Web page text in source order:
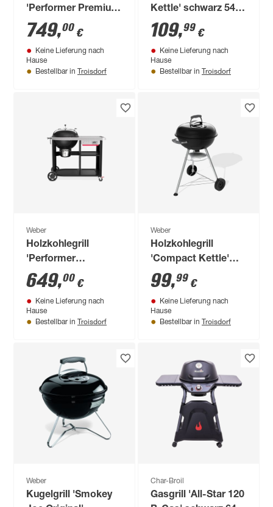
'Performer Premium
Smart' schwarz 121
x 71 x 114 cm
749,00 €
Keine Lieferung nach
Hause
Bestellbar in Troisdorf
Kettle' schwarz 54 x
58 x 91 cm
109,99 €
Keine Lieferung nach
Hause
Bestellbar in Troisdorf
Weber
Holzkohlegrill
'Performer
Premium' schwarz
121 x 71 x 114 cm
649,00 €
Keine Lieferung nach
Hause
Bestellbar in Troisdorf
Weber
Holzkohlegrill
'Compact Kettle'
schwarz 54 x 54 x 88
cm
99,99 €
Keine Lieferung nach
Hause
Bestellbar in Troisdorf
Weber
Kugelgrill 'Smokey
Char-Broil
Gasgrill 'All-Star 120